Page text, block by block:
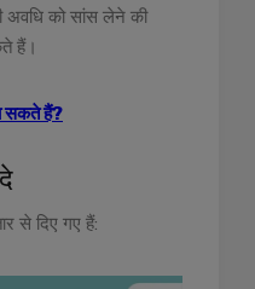
अवधि को सांस लेने की
हैं।
सकते हैं?
से दिए गए हैं: